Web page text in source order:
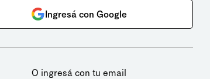
Ingresá con Google
O ingresá con tu email